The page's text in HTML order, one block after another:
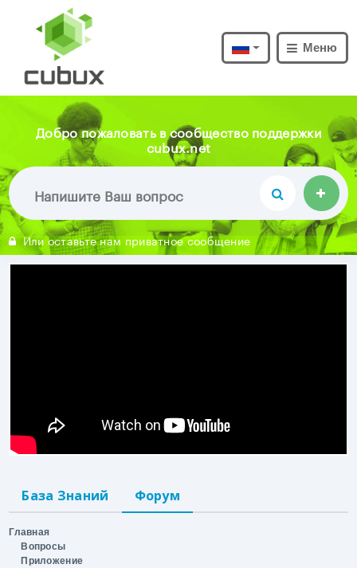
Меню
Добро пожаловать в сообщество поддержки
cubux.net
Или оставьте нам приватное сообщение
База Знаний Форум
Главная
Вопросы
Приложение